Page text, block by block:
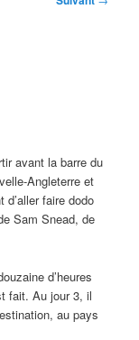
avant la barre du
Angleterre et
faire dodo
Sam Snead, de
d’heures
fait. Au jour 3, il
au pays